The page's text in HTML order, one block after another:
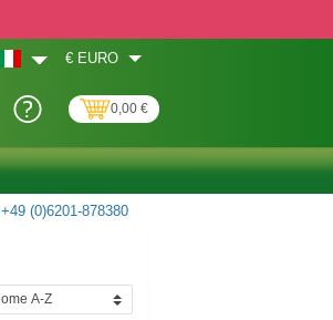
€ EURO
0,00 €
+49 (0)6201-878380